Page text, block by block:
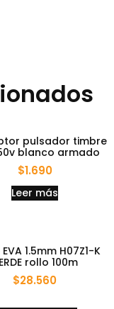
pulsador timbre
blanco armado
$1.690
Leer más
1.5mm H07Z1-K
rollo 100m
$28.560